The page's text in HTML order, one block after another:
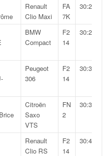
Renault
Clio Maxi
FA
7K
30:26,0
BMW
Compact
F2
14
30:29,5
Peugeot
306
F2
14
30:35,8
Citroën
Saxo
VTS
FN
2
30:38,9
Renault
Clio RS
F2
14
30:43,1